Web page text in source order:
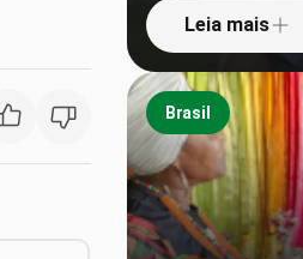
Leia mais
Brasil